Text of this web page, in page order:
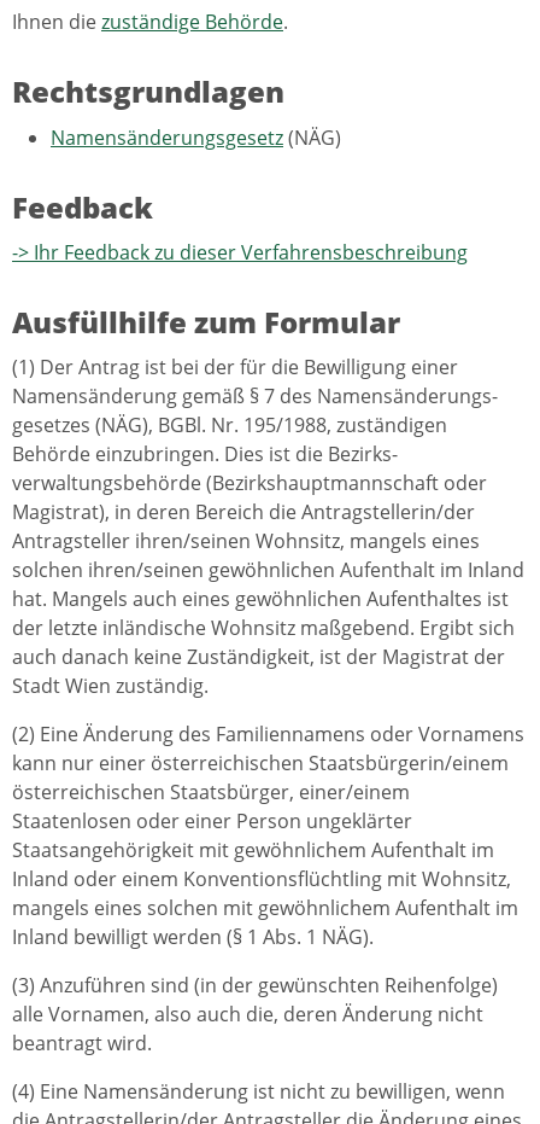
Ihnen diezuständige Behörde.
Rechtsgrundlagen
Namensänderungsgesetz(NÄG)
Feedback
-> Ihr Feedback zu dieser Verfahrensbeschreibung
Ausfüllhilfe zum Formular
(1) Der Antrag ist bei der für die Bewilligung einer
Namensänderung gemäß § 7 des Namensänderungs-
gesetzes (NÄG), BGBl. Nr. 195/1988, zuständigen
Behörde einzubringen. Dies ist die Bezirks-
verwaltungsbehörde (Bezirkshauptmannschaft oder
Magistrat), in deren Bereich die Antragstellerin/der
Antragsteller ihren/seinen Wohnsitz, mangels eines
solchen ihren/seinen gewöhnlichen Aufenthalt im Inland
hat. Mangels auch eines gewöhnlichen Aufenthaltes ist
der letzte inländische Wohnsitz maßgebend. Ergibt sich
auch danach keine Zuständigkeit, ist der Magistrat der
Stadt Wien zuständig.
(2) Eine Änderung des Familiennamens oder Vornamens
kann nur einer österreichischen Staatsbürgerin/einem
österreichischen Staatsbürger, einer/einem
Staatenlosen oder einer Person ungeklärter
Staatsangehörigkeit mit gewöhnlichem Aufenthalt im
Inland oder einem Konventionsflüchtling mit Wohnsitz,
mangels eines solchen mit gewöhnlichem Aufenthalt im
Inland bewilligt werden (§ 1 Abs. 1 NÄG).
(3) Anzuführen sind (in der gewünschten Reihenfolge)
alle Vornamen, also auch die, deren Änderung nicht
beantragt wird.
(4) Eine Namensänderung ist nicht zu bewilligen, wenn